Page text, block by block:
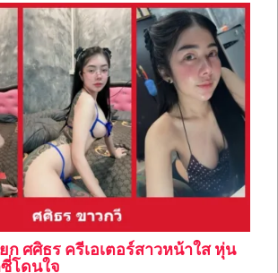
ก ศศิธร ครีเอเตอร์สาวหน้าใส หุ่น
โดนใจ